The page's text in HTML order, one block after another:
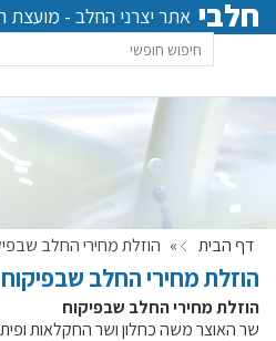
חלבי אתר יצרני החלב - מועצת
דף הבית » הוזלת מחירי החלב
הוזלת מחירי החלב שבפיקוח
הוזלת מחירי החלב שבפיקוח
שר האוצר משה כחלון ושר החקלאות